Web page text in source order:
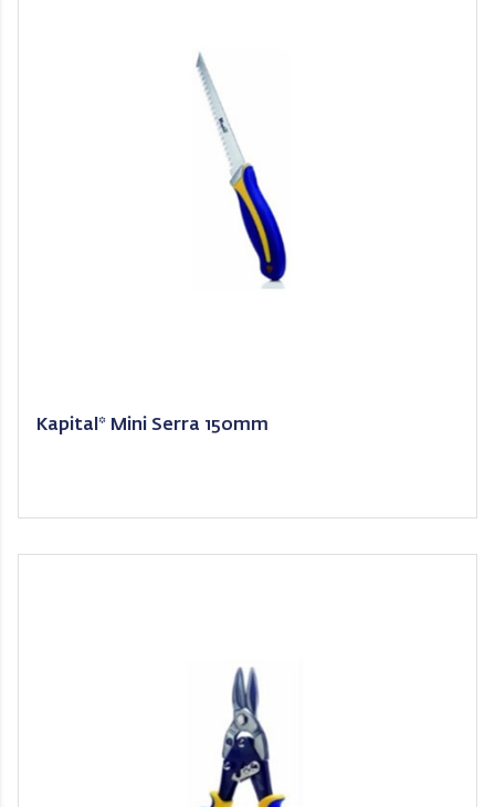
Kapital* Mini Serra 150mm